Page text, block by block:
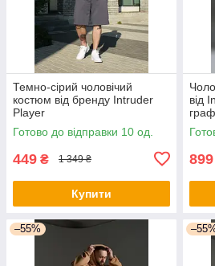
Темно-сірий чоловічий
костюм від бренду Intruder
Player
Готово до відправки 10 од.
449 ₴ 1 349 ₴
Купити
від
899
–55%